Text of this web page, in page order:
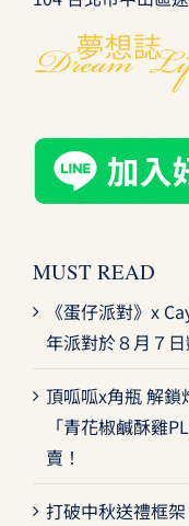
MUST READ
《蛋仔派對》x
年派對於８月７
頂呱呱x角瓶 解鎖
「青花椒鹹酥雞
賣！
打破中秋送禮框